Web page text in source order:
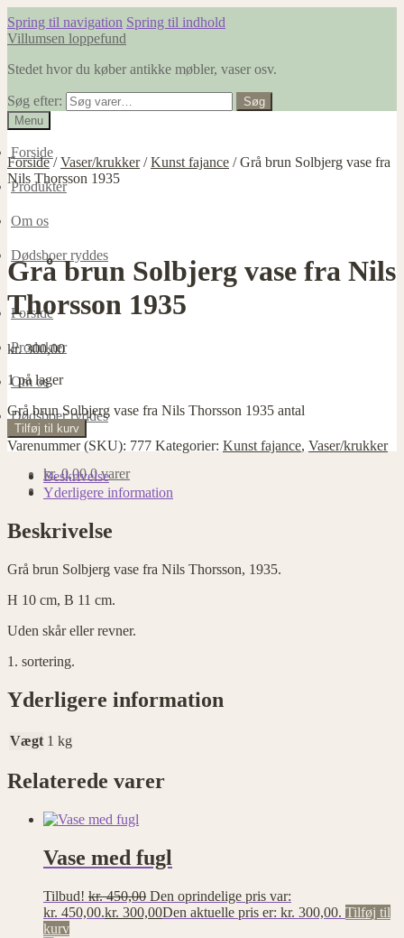
Spring til navigation Spring til indhold
Villumsen loppefund
Stedet hvor du køber antikke møbler, vaser osv.
Søg efter:
Søg
Menu
Forside
Produkter
Om os
Dødsboer ryddes
Forside
Produkter
Om os
Dødsboer ryddes
kr.0,00 0 varer
Forside/Vaser/krukker/Kunst fajance /Grå brun Solbjerg vase fra
Nils Thorsson 1935
Grå brun Solbjerg vase fra Nils
Thorsson 1935
kr.300,00
1 på lager
Grå brun Solbjerg vase fra Nils Thorsson 1935 antal
Tilføj til kurv
Varenummer (SKU): 777 Kategorier: Kunst fajance, Vaser/krukker
Beskrivelse
Yderligere information
Beskrivelse
Grå brun Solbjerg vase fra Nils Thorsson, 1935.
H 10 cm, B 11 cm.
Uden skår eller revner.
1. sortering.
Yderligere information
Vægt 1 kg
Relaterede varer
Vase med fugl
Tilbud! kr.450,00 Den oprindelige pris var:
kr. 450,00.kr. 300,00Den aktuelle pris er: kr. 300,00. Tilføj til
kurv